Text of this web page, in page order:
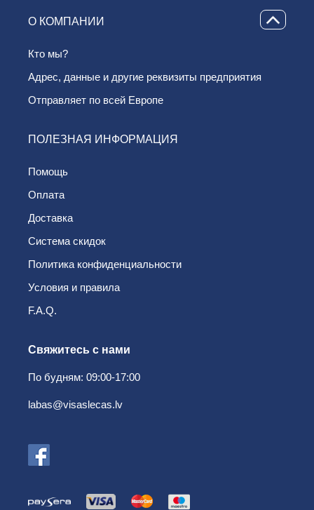
О КОМПАНИИ
Кто мы?
Адрес, данные и другие реквизиты предприятия
Отправляет по всей Европе
ПОЛЕЗНАЯ ИНФОРМАЦИЯ
Помощь
Оплата
Доставка
Система скидок
Политика конфиденциальности
Условия и правила
F.A.Q.
Свяжитесь с нами
По будням: 09:00-17:00
labas@visaslecas.lv